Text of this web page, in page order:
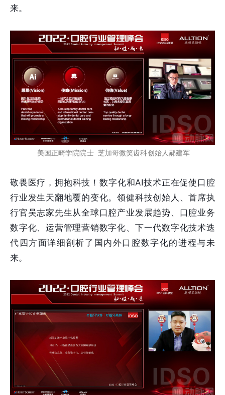
来。
美国正畸学院院士 芝加哥微笑齿科创始人郝建军
敬畏医疗，拥抱科技！数字化和AI技术正在促使口腔
行业发生天翻地覆的变化。领健科技创始人、首席执
行官吴志家先生从全球口腔产业发展趋势、口腔业务
数字化、运营管理营销数字化、下一代数字化技术迭
代四方面详细剖析了国内外口腔数字化的进程与未
来。